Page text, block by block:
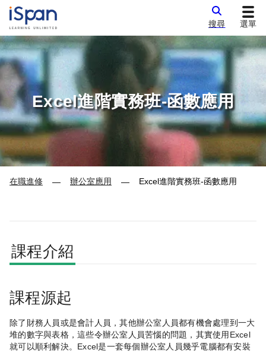
搜尋 選單
Excel進階實務班-函數應用
在職進修 — 辦公室應用 — Excel進階實務班-函數應用
課程介紹
課程源起
除了財務人員或是會計人員，其他辦公室人員都有機會處理到一大
堆的數字與表格，這些令辦公室人員苦惱的問題，其實使用Excel
就可以順利解決。Excel是一套每個辦公室人員幾乎電腦都有安裝